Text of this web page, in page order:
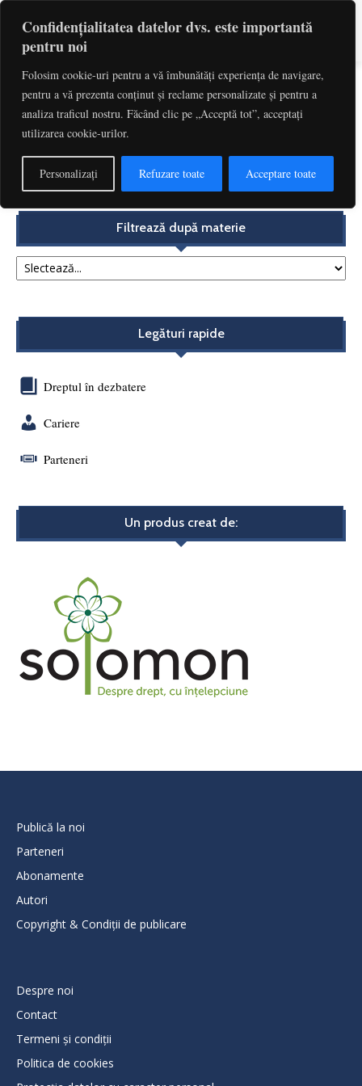
Confidențialitatea datelor dvs. este importantă
pentru noi
Folosim cookie-uri pentru a vă îmbunătăți experiența de navigare,
pentru a vă prezenta conținut și reclame personalizate și pentru a
analiza traficul nostru. Făcând clic pe „Acceptă tot”, acceptați
utilizarea cookie-urilor.
Personalizați Refuzare toate Acceptare toate
Etichetă: Legea Societatilor
Planurile de acțiuni – O nouă reglementare ce poate fi
de interes pentru mai...
Redactia - noiembrie 13, 2017
Filtrează după materie
Legături rapide
Dreptul în dezbatere
Cariere
Parteneri
Un produs creat de:
Publică la noi
Parteneri
Abonamente
Autori
Copyright & Condiții de publicare
Despre noi
Contact
Termeni și condiții
Politica de cookies